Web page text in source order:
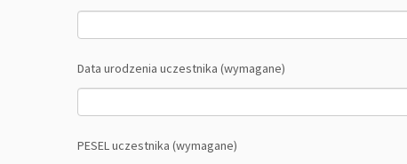
Data urodzenia uczestnika (wymagane)
PESEL uczestnika (wymagane)